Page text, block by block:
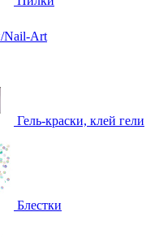
Nail-Art
Гель-краски, клей гели
Блестки